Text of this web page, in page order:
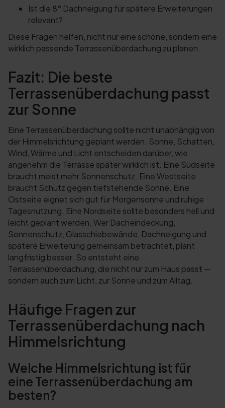
Ist die 8° Dachneigung für spätere Erweiterungen
relevant?
Diese Fragen helfen, nicht nur eine schöne, sondern eine
wirklich passende Terrassenüberdachung zu planen.
Fazit: Die beste
Terrassenüberdachung passt
zur Sonne
Eine Terrassenüberdachung sollte nicht unabhängig von
der Himmelsrichtung geplant werden. Sonne, Schatten,
Wind, Wärme und Licht entscheiden darüber, wie
angenehm die Terrasse später wirklich ist. Eine Südseite
braucht meist mehr Sonnenschutz. Eine Westseite
braucht Schutz gegen tiefstehende Sonne. Eine
Ostseite eignet sich gut für Morgensonne und ruhige
Tagesnutzung. Eine Nordseite sollte besonders hell und
leicht geplant werden. Wer Dacheindeckung,
Sonnenschutz, Glasschiebewände, Dachneigung und
spätere Erweiterung gemeinsam betrachtet, plant
langfristig besser. So entsteht eine
Terrassenüberdachung, die nicht nur zum Haus passt —
sondern auch zum Licht, zur Sonne und zum Alltag.
Häufige Fragen zur
Terrassenüberdachung nach
Himmelsrichtung
Welche Himmelsrichtung ist für
eine Terrassenüberdachung am
besten?